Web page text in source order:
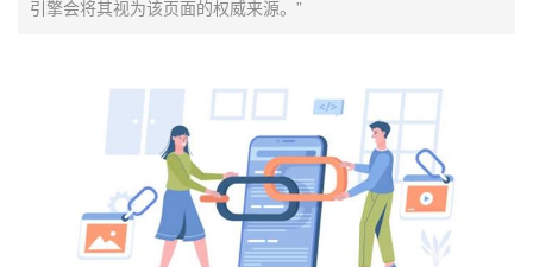
引擎会将其视为该页面的权威来源。”